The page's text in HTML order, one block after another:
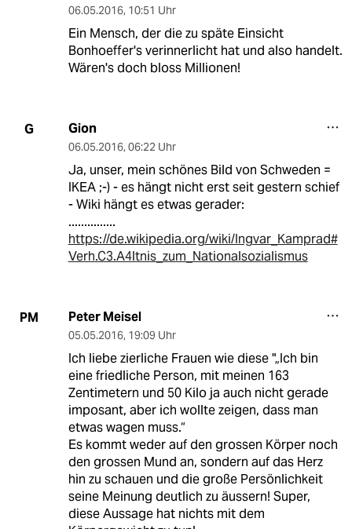
06.05.2016, 10:51 Uhr
Ein Mensch, der die zu späte Einsicht
Bonhoeffer's verinnerlicht hat und also handelt.
Wären's doch bloss Millionen!
G Gion
06.05.2016, 06:22 Uhr
Ja, unser, mein schönes Bild von Schweden =
IKEA ;-) - es hängt nicht erst seit gestern schief
- Wiki hängt es etwas gerader:
...............
https://de.wikipedia.org/wiki/Ingvar_Kamprad#
Verh.C3.A4ltnis_zum_Nationalsozialismus
PM Peter Meisel
05.05.2016, 19:09 Uhr
Ich liebe zierliche Frauen wie diese "„Ich bin
eine friedliche Person, mit meinen 163
Zentimetern und 50 Kilo ja auch nicht gerade
imposant, aber ich wollte zeigen, dass man
etwas wagen muss.“
Es kommt weder auf den grossen Körper noch
den grossen Mund an, sondern auf das Herz
hin zu schauen und die große Persönlichkeit
seine Meinung deutlich zu äussern! Super,
diese Aussage hat nichts mit dem